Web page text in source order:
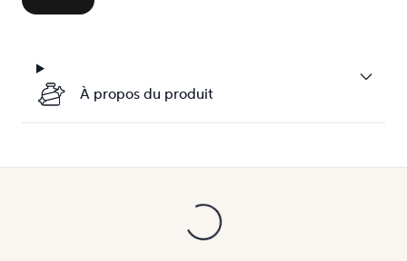
À propos du produit